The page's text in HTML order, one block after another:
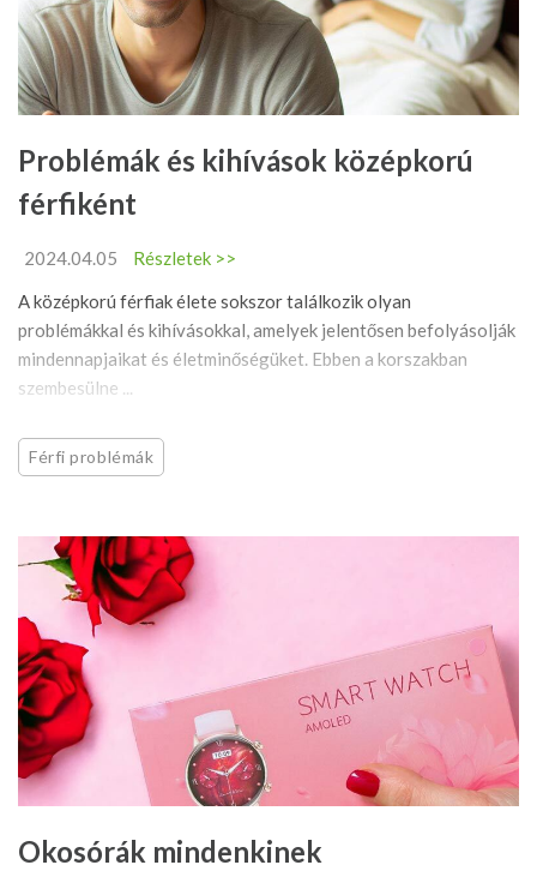
Problémák és kihívások középkorú
férfiként
2024.04.05
Részletek >>
A középkorú férfiak élete sokszor találkozik olyan
problémákkal és kihívásokkal, amelyek jelentősen befolyásolják
mindennapjaikat és életminőségüket. Ebben a korszakban
szembesülne ...
Férfi problémák
Okosórák mindenkinek